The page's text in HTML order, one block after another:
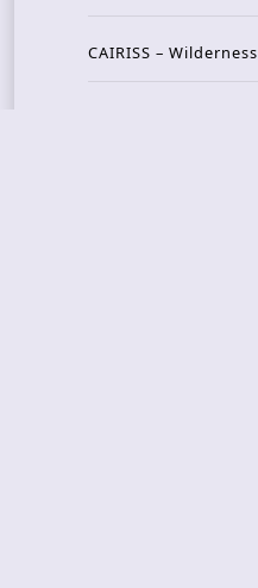
CAIRISS – Wilderness